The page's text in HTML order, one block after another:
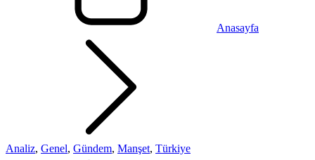
Anasayfa
Analiz, Genel, Gündem, Manşet, Türkiye